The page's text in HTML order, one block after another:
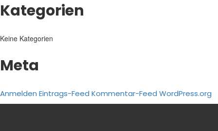
Kategorien
Keine Kategorien
Meta
Anmelden Eintrags-Feed Kommentar-Feed WordPress.org